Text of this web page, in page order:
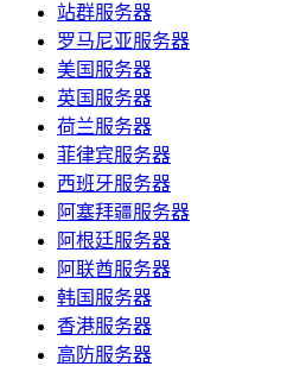
站群服务器
罗马尼亚服务器
美国服务器
英国服务器
荷兰服务器
菲律宾服务器
西班牙服务器
阿塞拜疆服务器
阿根廷服务器
阿联酋服务器
韩国服务器
香港服务器
高防服务器